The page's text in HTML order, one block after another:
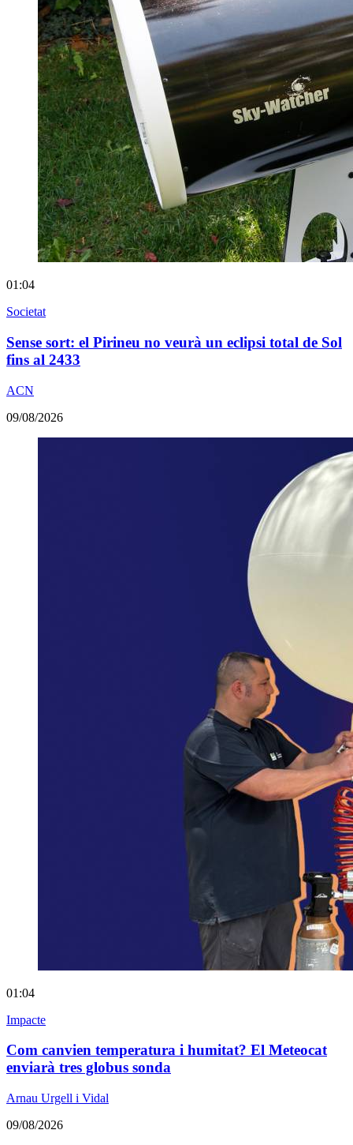
01:04
Societat
Sense sort: el Pirineu no veurà un eclipsi total de Sol
fins al 2433
ACN
09/08/2026
01:04
Impacte
Com canvien temperatura i humitat? El Meteocat
enviarà tres globus sonda
Arnau Urgell i Vidal
09/08/2026